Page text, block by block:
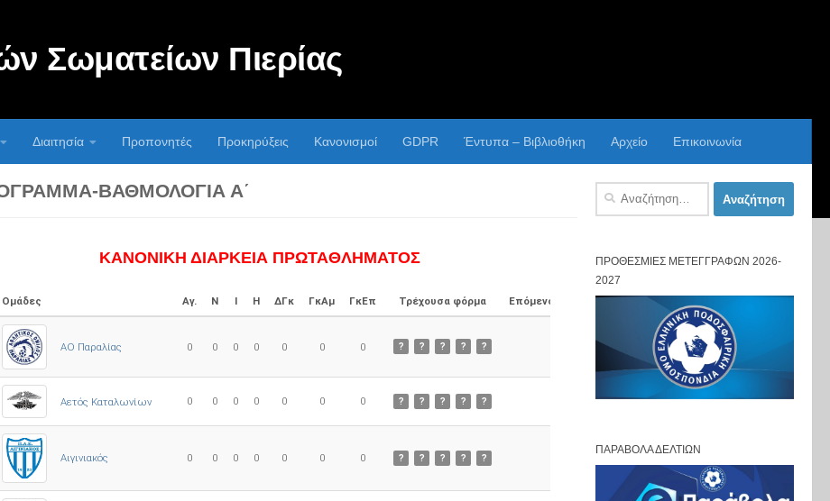
Σωματείων Πιερίας
Διαιτησία Προπονητές Προκηρύξεις Κανονισμοί GDPR Έντυπα – Βιβλιοθήκη Αρχείο Επικοινωνία
ΒΑΘΜΟΛΟΓΊΑ Α΄
ΚΑΝΟΝΙΚΗ ΔΙΑΡΚΕΙΑ ΠΡΩΤΑΘΛΗΜΑΤΟΣ
Ομάδες Αγ. Ν Ι Η ΔΓκ ΓκΑμ ΓκΕπ Τρέχουσα φόρμα Επόμενος Αγώνας
ΑΟ Παραλίας 0 0 0 0 0 0 0 ? ? ? ? ?
Αετός Καταλωνίων 0 0 0 0 0 0 0 ? ? ? ? ?
Αιγινιακός 0 0 0 0 0 0 0 ? ? ? ? ?
Αναζήτηση
ΠΡΟΘΕΣΜΊΕΣ ΜΕΤΕΓΓΡΑΦΏΝ 2026-
2027
ΠΑΡΆΒΟΛΑ ΔΕΛΤΊΩΝ